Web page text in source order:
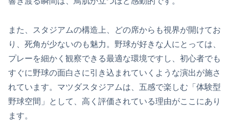
また、スタジアムの構造上、どの席からも視界が開けてお
り、死角が少ないのも魅力。野球が好きな人にとっては、
プレーを細かく観察できる最適な環境ですし、初心者でも
すぐに野球の面白さに引き込まれていくような演出が施さ
れています。マツダスタジアムは、五感で楽しむ「体験型
野球空間」として、高く評価されている理由がここにあり
ます。